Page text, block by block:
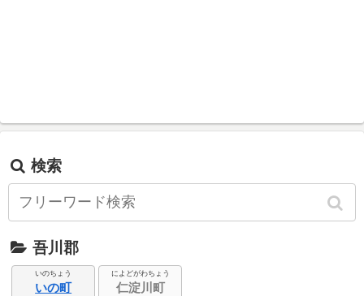
検索
吾川郡
いのちょう
いの町
によどがわちょう
仁淀川町